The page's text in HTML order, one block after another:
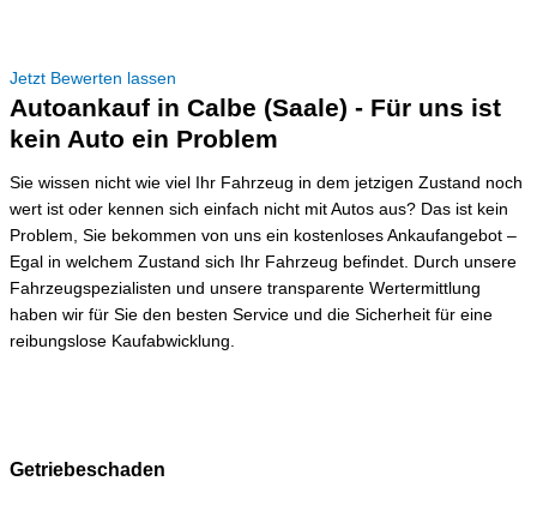
Jetzt Bewerten lassen
Autoankauf in Calbe (Saale) - Für uns ist
kein Auto ein Problem
Sie wissen nicht wie viel Ihr Fahrzeug in dem jetzigen Zustand noch
wert ist oder kennen sich einfach nicht mit Autos aus? Das ist kein
Problem, Sie bekommen von uns ein kostenloses Ankaufangebot –
Egal in welchem Zustand sich Ihr Fahrzeug befindet. Durch unsere
Fahrzeugspezialisten und unsere transparente Wertermittlung
haben wir für Sie den besten Service und die Sicherheit für eine
reibungslose Kaufabwicklung.
Getriebeschaden